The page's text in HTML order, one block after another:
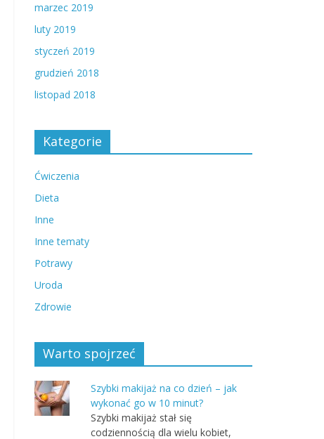
marzec 2019
luty 2019
styczeń 2019
grudzień 2018
listopad 2018
Kategorie
Ćwiczenia
Dieta
Inne
Inne tematy
Potrawy
Uroda
Zdrowie
Warto spojrzeć
Szybki makijaż na co dzień – jak
wykonać go w 10 minut?
Szybki makijaż stał się
codziennością dla wielu kobiet,